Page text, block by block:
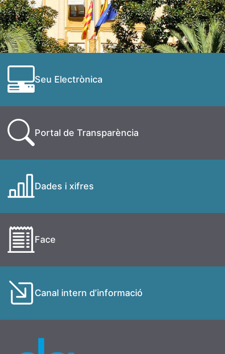
Seu Electrònica
Portal de Transparència
Dades i xifres
Face
Canal intern d’informació